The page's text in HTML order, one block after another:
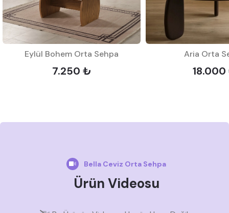
Eylül Bohem Orta Sehpa
7.250 ₺
Aria Orta
Bella Ceviz Orta Sehpa
Ürün Videosu